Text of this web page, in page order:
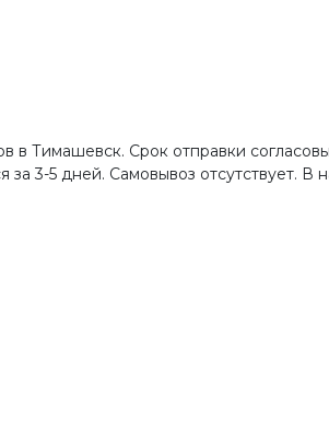
в Тимашевск. Срок отправки
3-5 дней. Самовывоз отсутствует. В